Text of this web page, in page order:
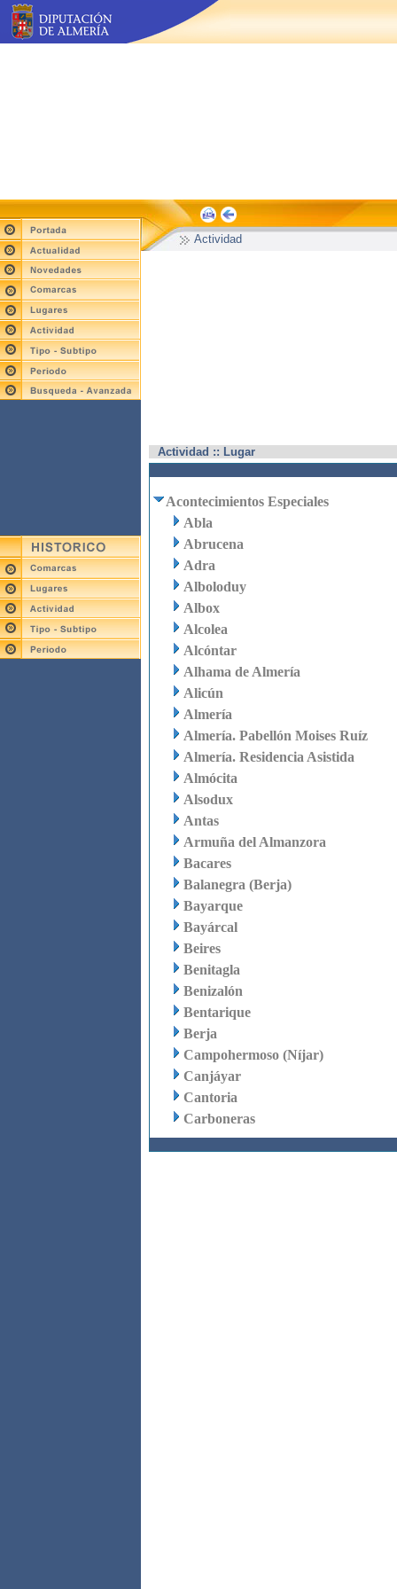
Actividad
Actividad :: Lugar
Acontecimientos Especiales
Abla
Abrucena
Adra
Alboloduy
Albox
Alcolea
Alcóntar
Alhama de Almería
Alicún
Almería
Almería. Pabellón Moises Ruíz
Almería. Residencia Asistida
Almócita
Alsodux
Antas
Armuña del Almanzora
Bacares
Balanegra (Berja)
Bayarque
Bayárcal
Beires
Benitagla
Benizalón
Bentarique
Berja
Campohermoso (Níjar)
Canjáyar
Cantoria
Carboneras